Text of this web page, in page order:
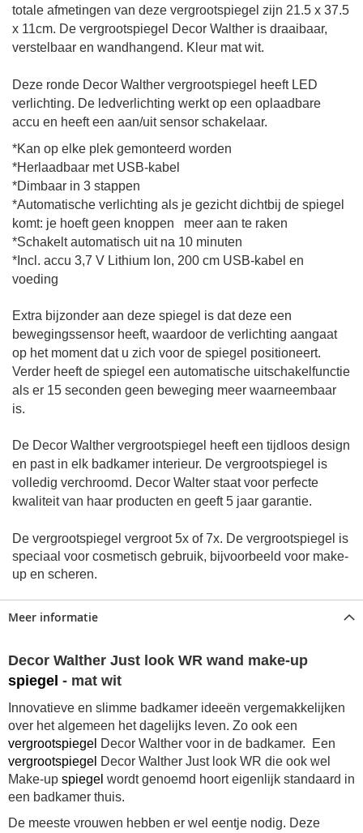
totale afmetingen van deze vergrootspiegel zijn 21.5 x 37.5
x 11cm. De vergrootspiegel Decor Walther is draaibaar,
verstelbaar en wandhangend. Kleur mat wit.
Deze ronde Decor Walther vergrootspiegel heeft LED
verlichting. De ledverlichting werkt op een oplaadbare
accu en heeft een aan/uit sensor schakelaar.
*Kan op elke plek gemonteerd worden
*Herlaadbaar met USB-kabel
*Dimbaar in 3 stappen
*Automatische verlichting als je gezicht dichtbij de spiegel
komt: je hoeft geen knoppen meer aan te raken
*Schakelt automatisch uit na 10 minuten
*Incl. accu 3,7 V Lithium Ion, 200 cm USB-kabel en
voeding
Extra bijzonder aan deze spiegel is dat deze een
bewegingssensor heeft, waardoor de verlichting aangaat
op het moment dat u zich voor de spiegel positioneert.
Verder heeft de spiegel een automatische uitschakelfunctie
als er 15 seconden geen beweging meer waarneembaar
is.
De Decor Walther vergrootspiegel heeft een tijdloos design
en past in elk badkamer interieur. De vergrootspiegel is
volledig verchroomd. Decor Walter staat voor perfecte
kwaliteit van haar producten en geeft 5 jaar garantie.
De vergrootspiegel vergroot 5x of 7x. De vergrootspiegel is
speciaal voor cosmetisch gebruik, bijvoorbeeld voor make-
up en scheren.
Meer informatie
Decor Walther Just look WR wand make-up
spiegel - mat wit
Innovatieve en slimme badkamer ideeën vergemakkelijken
over het algemeen het dagelijks leven. Zo ook een
vergrootspiegel Decor Walther voor in de badkamer. Een
vergrootspiegel Decor Walther Just look WR die ook wel
Make-up spiegel wordt genoemd hoort eigenlijk standaard in
een badkamer thuis.
De meeste vrouwen hebben er wel eentje nodig. Deze